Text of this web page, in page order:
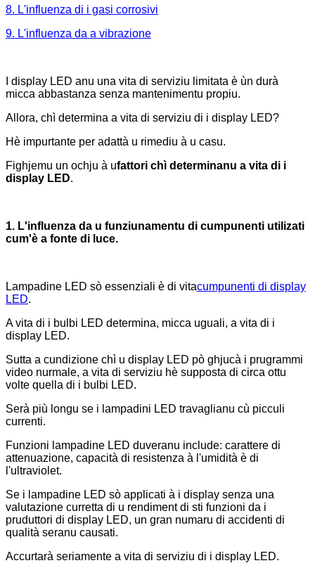
8. L'influenza di i gasi corrosivi
9. L'influenza da a vibrazione
I display LED anu una vita di serviziu limitata è ùn durà
micca abbastanza senza mantenimentu propiu.
Allora, chì determina a vita di serviziu di i display LED?
Hè impurtante per adattà u rimediu à u casu.
Fighjemu un ochju à ufattori chì determinanu a vita di i
display LED.
1. L'influenza da u funziunamentu di cumpunenti utilizati
cum'è a fonte di luce.
Lampadine LED sò essenziali è di vitacumpunenti di display
LED.
A vita di i bulbi LED determina, micca uguali, a vita di i
display LED.
Sutta a cundizione chì u display LED pò ghjucà i prugrammi
video nurmale, a vita di serviziu hè supposta di circa ottu
volte quella di i bulbi LED.
Serà più longu se i lampadini LED travaglianu cù picculi
currenti.
Funzioni lampadine LED duveranu include: carattere di
attenuazione, capacità di resistenza à l'umidità è di
l'ultraviolet.
Se i lampadine LED sò applicati à i display senza una
valutazione curretta di u rendiment di sti funzioni da i
pruduttori di display LED, un gran numaru di accidenti di
qualità seranu causati.
Accurtarà seriamente a vita di serviziu di i display LED.